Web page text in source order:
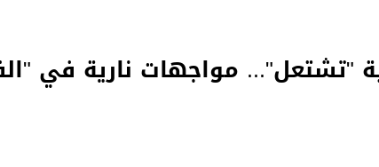
"تشتعل"... مواجهات نارية في